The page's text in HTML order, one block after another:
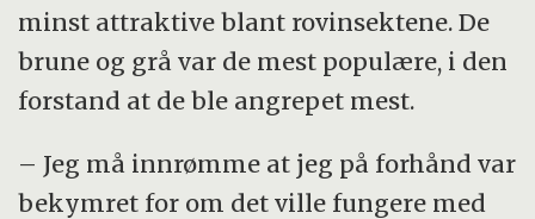
minst attraktive blant rovinsektene. De
brune og grå var de mest populære, i den
forstand at de ble angrepet mest.
– Jeg må innrømme at jeg på forhånd var
bekymret for om det ville fungere med